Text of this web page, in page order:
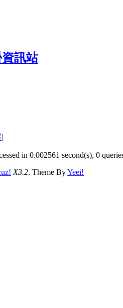
|
in 0.002561 second(s), 0
X3.2. Theme ByYeei!